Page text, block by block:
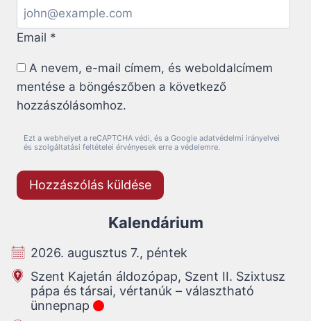
Email *
A nevem, e-mail címem, és weboldalcímem
mentése a böngészőben a következő
hozzászólásomhoz.
Ezt a webhelyet a reCAPTCHA védi, és a Google adatvédelmi irányelvei
és szolgáltatási feltételei érvényesek erre a védelemre.
Kalendárium
2026. augusztus 7., péntek
Szent Kajetán áldozópap, Szent II. Szixtusz
pápa és társai, vértanúk – választható
ünnepnap